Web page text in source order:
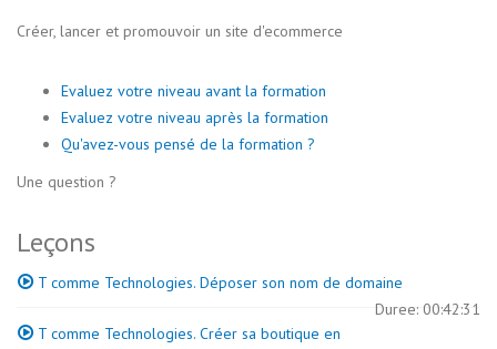
Créer, lancer et promouvoir un site d'ecommerce
Evaluez votre niveau avant la formation
Evaluez votre niveau après la formation
Qu'avez-vous pensé de la formation ?
Une question ?
Leçons
T comme Technologies. Déposer son nom de domaine
Duree: 00:42:31
T comme Technologies. Créer sa boutique en